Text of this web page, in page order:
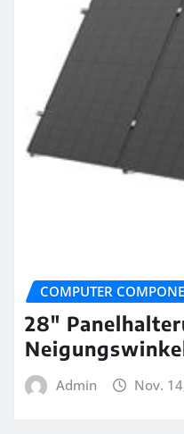
COMPUTER
28″
Admin Nov.